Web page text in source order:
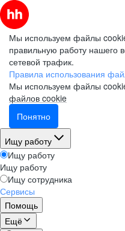
Мы используем файлы
правильную работу нашего
сетевой трафик.
Правила использования
Мы используем файлы
файлов cookie
Понятно
Ищу работу
Ищу работу
Ищу работу
Ищу сотрудника
Сервисы
Помощь
Ещё